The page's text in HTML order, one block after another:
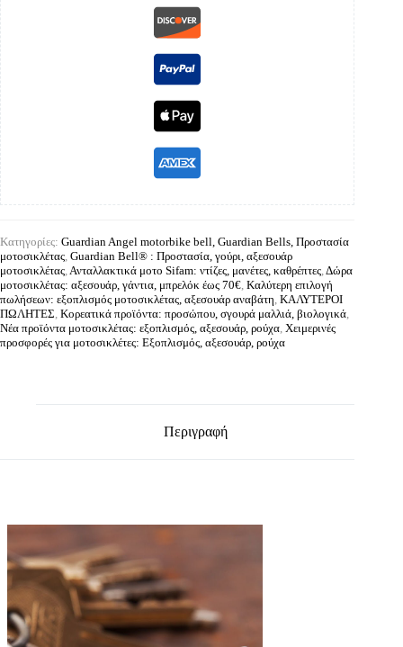
Κατηγορίες: Guardian Angel motorbike bell, Guardian Bells, Προστασία
μοτοσικλέτας, Guardian Bell® : Προστασία, γούρι, αξεσουάρ
μοτοσικλέτας,Ανταλλακτικά μοτο Sifam: ντίζες, μανέτες, καθρέπτες,Δώρα
μοτοσικλέτας: αξεσουάρ, γάντια, μπρελόκ έως 70€, Καλύτερη επιλογή
πωλήσεων: εξοπλισμός μοτοσικλέτας, αξεσουάρ αναβάτη, ΚΑΛΥΤΕΡΟΙ
ΠΩΛΗΤΕΣ, Κορεατικά προϊόντα: προσώπου, σγουρά μαλλιά, βιολογικά,
Νέα προϊόντα μοτοσικλέτας: εξοπλισμός, αξεσουάρ, ρούχα, Χειμερινές
προσφορές για μοτοσικλέτες: Εξοπλισμός, αξεσουάρ, ρούχα
Περιγραφή